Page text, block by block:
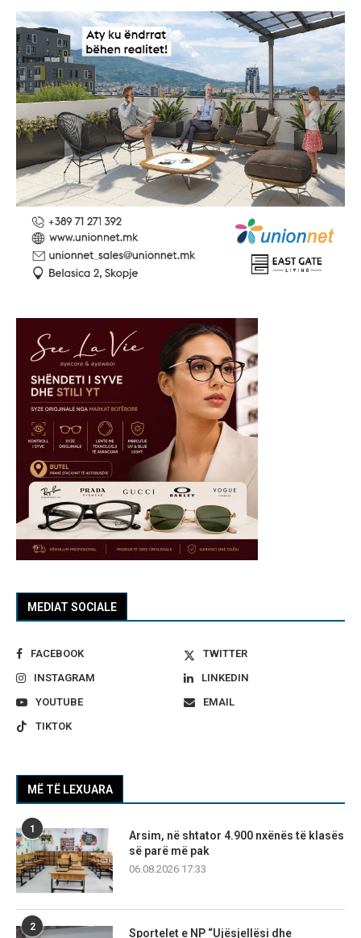
MEDIAT SOCIALE
FACEBOOK
TWITTER
INSTAGRAM
LINKEDIN
YOUTUBE
EMAIL
TIKTOK
MË TË LEXUARA
1
Arsim, në shtator 4.900 nxënës të klasës
së parë më pak
06.08.2026 17:33
2
Sportelet e NP “Ujësjellësi dhe